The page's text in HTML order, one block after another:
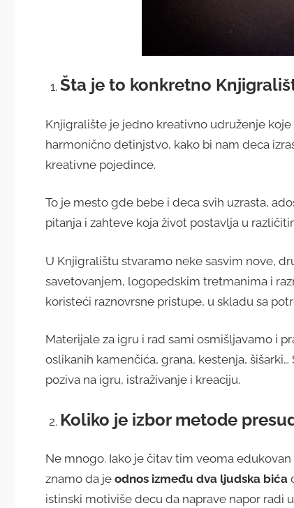
Šta je to konkretno
Knjigralište je jedno kreativno udruženje
harmonično detinjstvo, kako bi nam deca
kreativne pojedince.
To je mesto gde bebe i deca svih uzrasta,
pitanja i zahteve koja život postavlja u
U Knjigralištu stvaramo neke sasvim nove,
savetovanjem, logopedskim tretmanima i
koristeći raznovrsne pristupe, u skladu sa
Materijale za igru i rad sami osmišljavamo i
oslikanih kamenčića, grana, kestenja,
poziva na igru, istraživanje i kreaciju.
Koliko je izbor metode
Ne mnogo. Iako je čitav tim veoma
znamo da je odnos između dva ljudska bića
istinski motiviše decu da naprave napor radi